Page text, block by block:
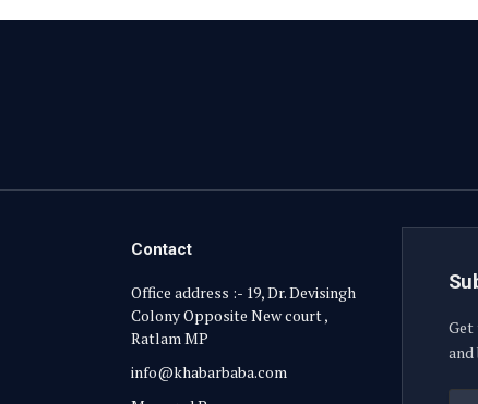
Contact
Office address :- 19, Dr. Devisingh
Colony Opposite New court ,
Ratlam MP
info@khabarbaba.com
Get
and